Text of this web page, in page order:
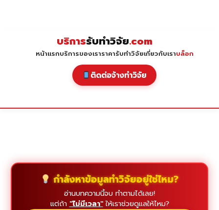
บริการรับทำวิจัย.com
หน้าแรกบริการของเราราคารับทำวิจัยเกี่ยวกับเราบล็อก
ติดต่อจ้างทำวิจัย
กำลังหาข้อมูลทำวิจัยอยู่ใช่ไหม?
อ่านบทความนี้จบ ทำตามได้เลย!
แต่ถ้า "ไม่มีเวลา"ให้เราช่วยดูแลให้ไหม?